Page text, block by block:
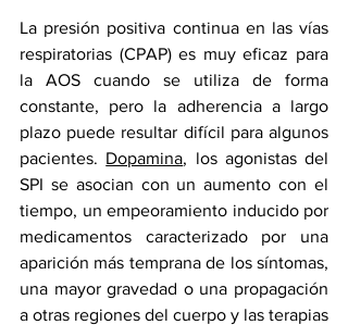
La presión positiva continua en las vías
respiratorias (CPAP) es muy eficaz para
la AOS cuando se utiliza de forma
constante, pero la adherencia a largo
plazo puede resultar difícil para algunos
pacientes. Dopamina, los agonistas del
SPI se asocian con un aumento con el
tiempo, un empeoramiento inducido por
medicamentos caracterizado por una
aparición más temprana de los síntomas,
una mayor gravedad o una propagación
a otras regiones del cuerpo y las terapias